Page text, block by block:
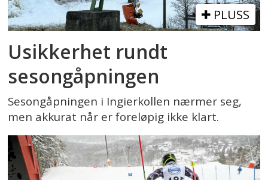
PLUSS
Usikkerhet rundt
sesongåpningen
Sesongåpningen i Ingierkollen nærmer seg,
men akkurat når er foreløpig ikke klart.